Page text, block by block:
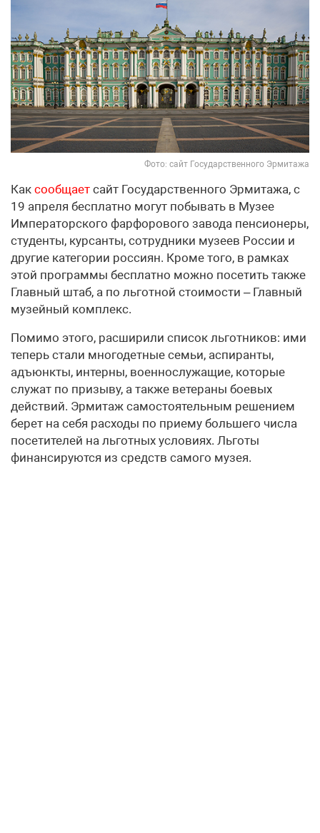
Фото: сайт Государственного Эрмитажа
Как сообщает сайт Государственного Эрмитажа, с
19 апреля бесплатно могут побывать в Музее
Императорского фарфорового завода пенсионеры,
студенты, курсанты, сотрудники музеев России и
другие категории россиян. Кроме того, в рамках
этой программы бесплатно можно посетить также
Главный штаб, а по льготной стоимости – Главный
музейный комплекс.
Помимо этого, расширили список льготников: ими
теперь стали многодетные семьи, аспиранты,
адъюнкты, интерны, военнослужащие, которые
служат по призыву, а также ветераны боевых
действий. Эрмитаж самостоятельным решением
берет на себя расходы по приему большего числа
посетителей на льготных условиях. Льготы
финансируются из средств самого музея.